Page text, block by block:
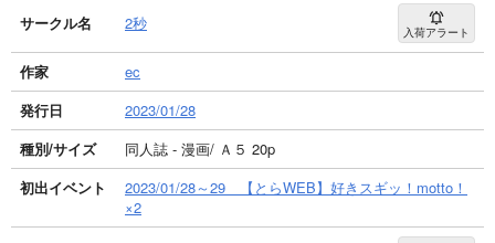
サークル名 2秒 入荷アラート
作家
ec
発行日
2023/01/28
種別/サイズ
同人誌 - 漫画/ Ａ５ 20p
初出イベント
2023/01/28～29 【とらWEB】好きスギッ！motto！
×2